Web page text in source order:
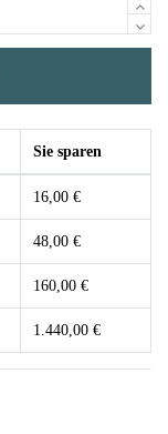
Sie sparen
16,00 €
48,00 €
160,00 €
1.440,00 €